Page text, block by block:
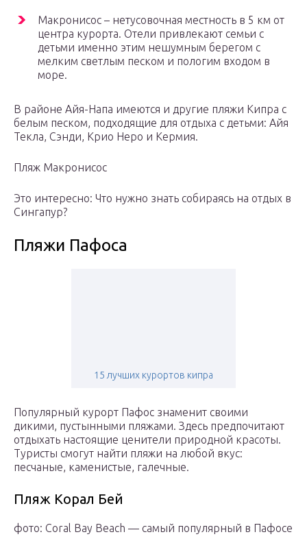
Макронисос – нетусовочная местность в 5 км от
центра курорта. Отели привлекают семьи с
детьми именно этим нешумным берегом с
мелким светлым песком и пологим входом в
море.
В районе Айя-Напа имеются и другие пляжи Кипра с
белым песком, подходящие для отдыха с детьми: Айя
Текла, Сэнди, Крио Неро и Кермия.
Пляж Макронисос
Это интересно: Что нужно знать собираясь на отдых в
Сингапур?
Пляжи Пафоса
15 лучших курортов кипра
Популярный курорт Пафос знаменит своими
дикими, пустынными пляжами. Здесь предпочитают
отдыхать настоящие ценители природной красоты.
Туристы смогут найти пляжи на любой вкус:
песчаные, каменистые, галечные.
Пляж Корал Бей
фото: Coral Bay Beach — самый популярный в Пафосе